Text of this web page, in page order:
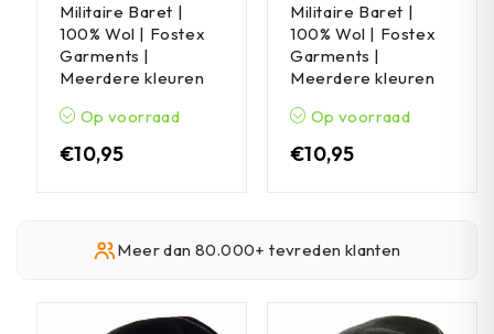
Militaire Baret |
100% Wol | Fostex
Garments |
Meerdere kleuren
Op voorraad
€10,95
Militaire Baret |
100% Wol | Fostex
Garments |
Meerdere kleuren
Op voorraad
€10,95
Meer dan 80.000+ tevreden klanten